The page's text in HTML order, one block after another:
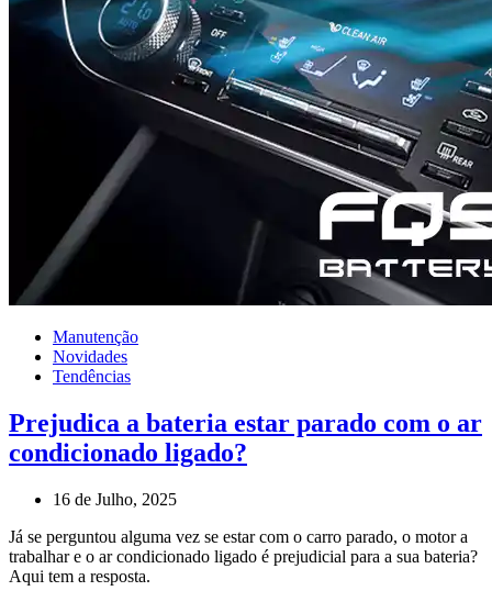
Manutenção
Novidades
Tendências
Prejudica a bateria estar parado com o ar
condicionado ligado?
16 de Julho, 2025
Já se perguntou alguma vez se estar com o carro parado, o motor a
trabalhar e o ar condicionado ligado é prejudicial para a sua bateria?
Aqui tem a resposta.